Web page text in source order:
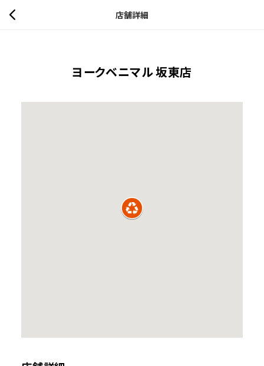
店舗詳細
ヨークベニマル 坂東店